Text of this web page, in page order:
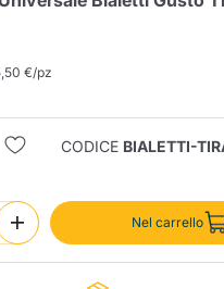
€/pz
CODICE BIALETTI-
Nel carrello